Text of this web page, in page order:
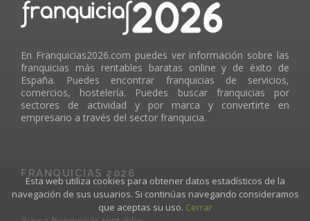
En Franquicias2026.com puedes ver información sobre las
franquicias más rentables baratas online y de éxito de
España. Puedes encontrar franquicias de servicios,
comercios, hostelería. Puedes buscar franquicias por
sectores de actividad y por marca y convertirte en
empresario a través del sector franquicia.
FRANQUICIAS 2026
Esta web utiliza cookies para obtener datos estadísticos de la
navegación de sus usuarios. Si continúas navegando consideramos
que aceptas su uso. Cerrar